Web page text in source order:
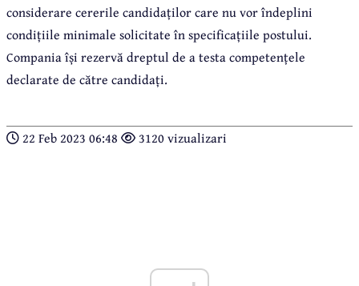
considerare cererile candidaților care nu vor îndeplini
condițiile minimale solicitate în specificațiile postului.
Compania își rezervă dreptul de a testa competențele
declarate de către candidați.
22 Feb 2023 06:48 3120 vizualizari